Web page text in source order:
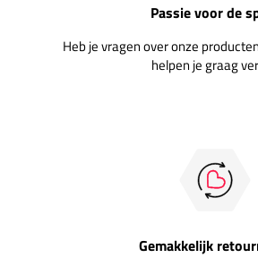
Passie voor de
Heb je vragen over onze
helpen je graag
Gemakkelijk